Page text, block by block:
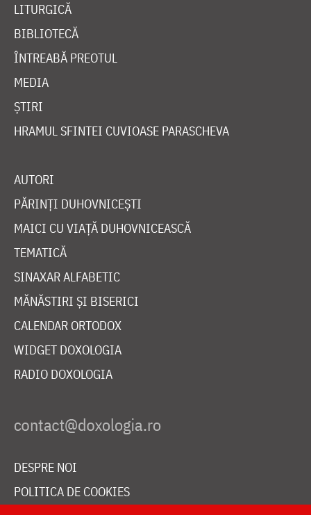
LITURGICĂ
BIBLIOTECĂ
ÎNTREABĂ PREOTUL
MEDIA
ȘTIRI
HRAMUL SFINTEI CUVIOASE PARASCHEVA
AUTORI
PĂRINȚI DUHOVNICEȘTI
MAICI CU VIAȚĂ DUHOVNICEASCĂ
TEMATICĂ
SINAXAR ALFABETIC
MĂNĂSTIRI ȘI BISERICI
CALENDAR ORTODOX
WIDGET DOXOLOGIA
RADIO DOXOLOGIA
DESPRE NOI
POLITICA DE COOKIES